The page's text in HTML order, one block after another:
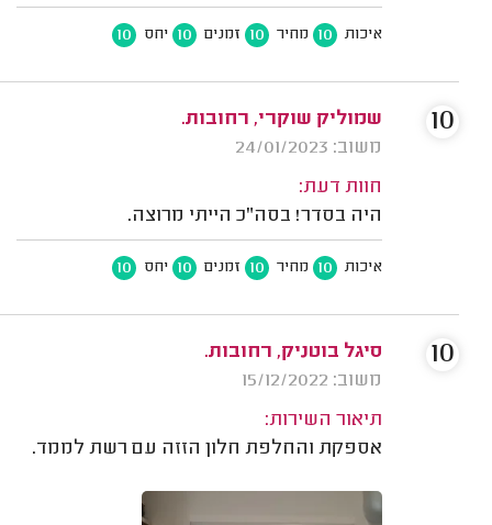
איכות 10 מחיר 10 זמנים 10 יחס 10
שמוליק שוקרי, רחובות.
משוב: 24/01/2023
חוות דעת:
היה בסדר! בסה"כ הייתי מרוצה.
איכות 10 מחיר 10 זמנים 10 יחס 10
10
סיגל בוטניק, רחובות.
משוב: 15/12/2022
תיאור השירות:
אספקת והחלפת חלון הזזה עם רשת לממד.
10